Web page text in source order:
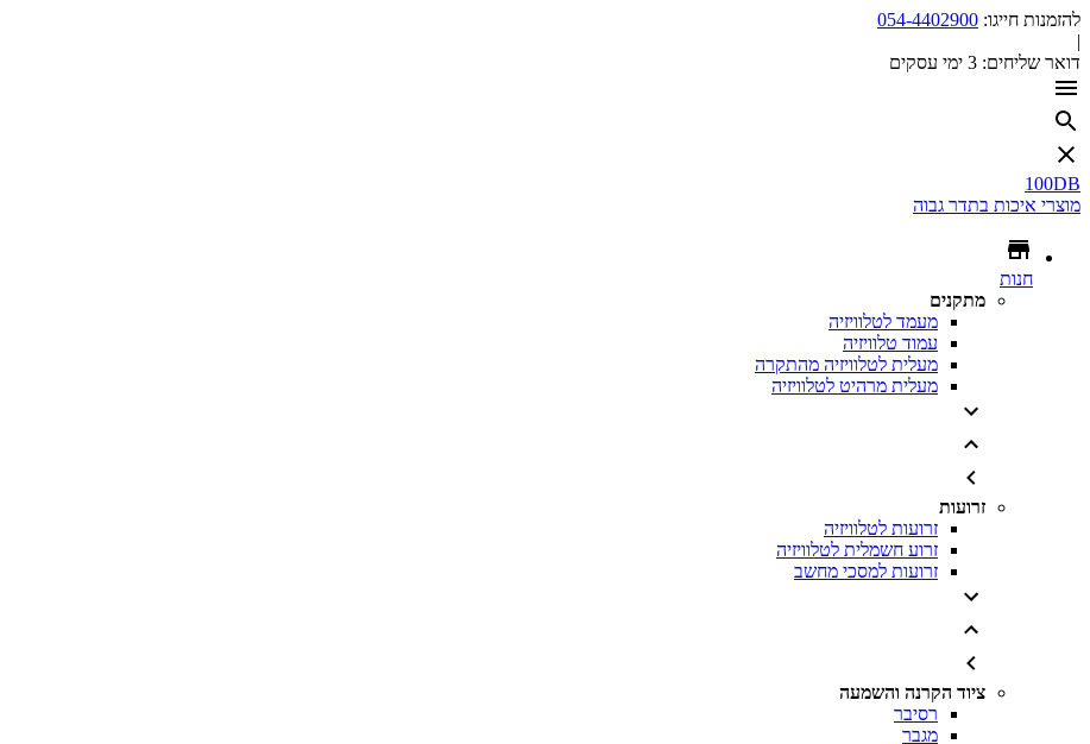
להזמנות חייגו: 054-4402900
|
דואר שליחים: 3 ימי עסקים
100DB
מוצרי איכות בתדר גבוה
חנות
מתקנים
מעמד לטלוויזיה
עמוד טלוויזיה
מעלית לטלוויזיה מהתקרה
מעלית מרהיט לטלוויזיה
זרועות
זרועות לטלוויזיה
זרוע חשמלית לטלוויזיה
זרועות למסכי מחשב
ציוד הקרנה והשמעה
רסיבר
מגבר